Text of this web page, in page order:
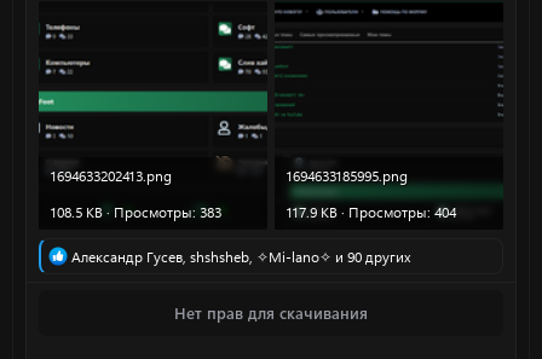
1694633202413.png
108.5 KB · Просмотры: 383
1694633185995.png
117.9 KB · Просмотры: 404
Р
Александр Гусев, shshsheb, ✧Mi-lano✧ и 90 других
Нет прав для скачивания